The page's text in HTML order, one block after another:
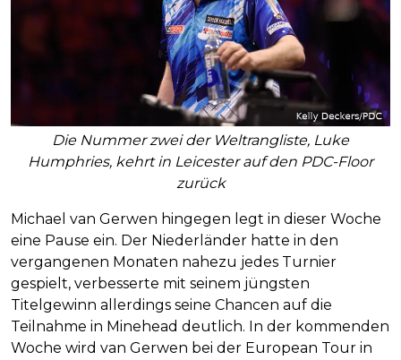
Die Nummer zwei der Weltrangliste, Luke
Humphries, kehrt in Leicester auf den PDC-Floor
zurück
Michael van Gerwen hingegen legt in dieser Woche
eine Pause ein. Der Niederländer hatte in den
vergangenen Monaten nahezu jedes Turnier
gespielt, verbesserte mit seinem jüngsten
Titelgewinn allerdings seine Chancen auf die
Teilnahme in Minehead deutlich. In der kommenden
Woche wird van Gerwen bei der European Tour in